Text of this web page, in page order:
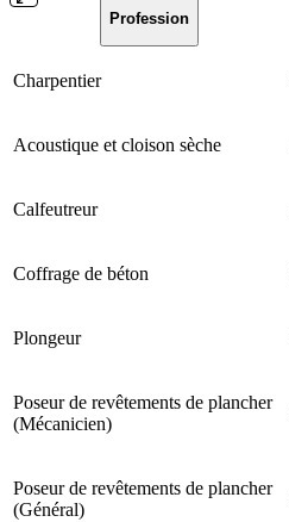
Profession
Charpentier
Acoustique et cloison sèche
Calfeutreur
Coffrage de béton
Plongeur
Poseur de revêtements de plancher
(Mécanicien)
Poseur de revêtements de plancher
(Général)